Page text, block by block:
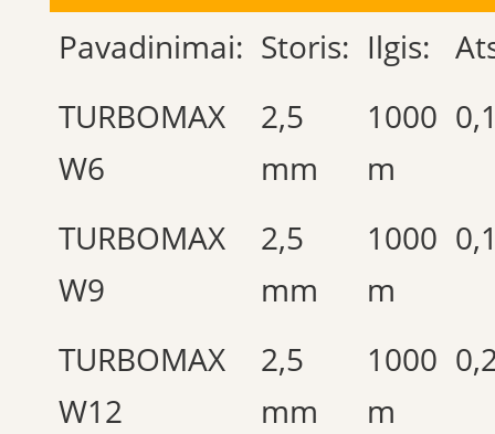
Pavadinimai: Storis: Ilgis:
TURBOMAX
W6
2,5
mm
1000
m
TURBOMAX
W9
2,5
mm
1000
m
TURBOMAX
W12
2,5
mm
1000
m